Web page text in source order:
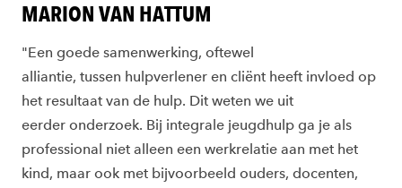
MARION VAN HATTUM
"Een goede samenwerking, oftewel
alliantie, tussen hulpverlener en cliënt heeft invloed op
het resultaat van de hulp. Dit weten we uit
eerder onderzoek. Bij integrale jeugdhulp ga je als
professional niet alleen een werkrelatie aan met het
kind, maar ook met bijvoorbeeld ouders, docenten,